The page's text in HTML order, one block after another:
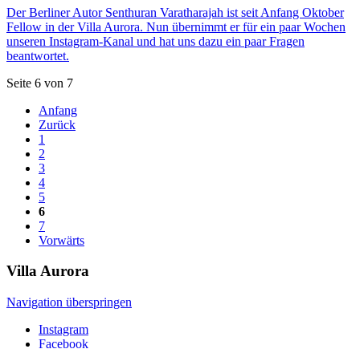
Der Berliner Autor Senthuran Varatharajah ist seit Anfang Oktober
Fellow in der Villa Aurora. Nun übernimmt er für ein paar Wochen
unseren Instagram-Kanal und hat uns dazu ein paar Fragen
beantwortet.
Seite 6 von 7
Anfang
Zurück
1
2
3
4
5
6
7
Vorwärts
VillaAurora
Navigation überspringen
Instagram
Facebook